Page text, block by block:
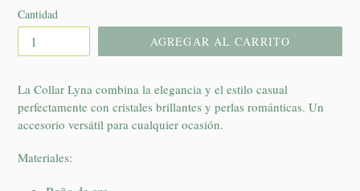
Cantidad
AGREGAR AL CARRITO
La Collar Lyna combina la elegancia y el estilo casual
perfectamente con cristales brillantes y perlas románticas. Un
accesorio versátil para cualquier ocasión.
Materiales: